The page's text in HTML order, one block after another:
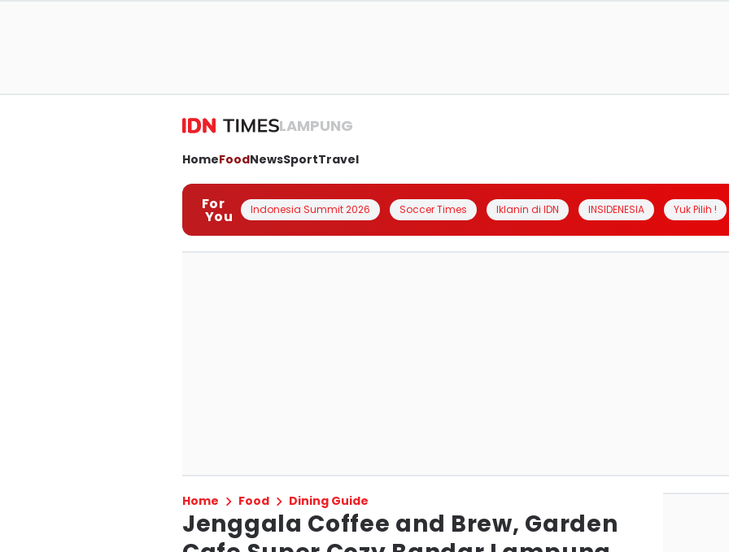
LAMPUNG
HomeFoodNewsSportTravel
For
You Indonesia Summit 2026 Soccer Times Iklanin di IDN INSIDENESIA Yuk Pilih !
Home Food Dining Guide
Jenggala Coffee and Brew, Garden